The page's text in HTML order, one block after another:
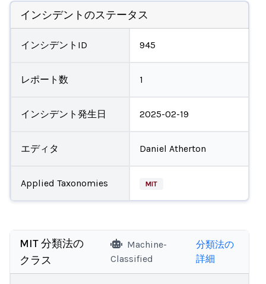
インシデントのステータス
インシデントID 945
レポート数 1
インシデント発生日 2025-02-19
エディタ Daniel Atherton
Applied Taxonomies MIT
MIT 分類法の
クラス
Machine-
Classified
分類法の
詳細